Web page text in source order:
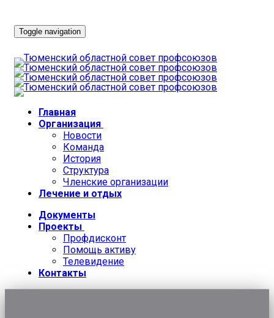
Toggle navigation
Главная
Организация
Новости
Команда
История
Структура
Членские организации
Лечение и отдых
Документы
Проекты
Профдисконт
Помощь активу
Телевидение
Контакты